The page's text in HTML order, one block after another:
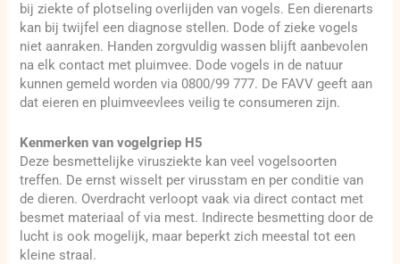
bij ziekte of plotseling overlijden van vogels. Een dierenarts
kan bij twijfel een diagnose stellen. Dode of zieke vogels
niet aanraken. Handen zorgvuldig wassen blijft aanbevolen
na elk contact met pluimvee. Dode vogels in de natuur
kunnen gemeld worden via 0800/99 777. De FAVV geeft aan
dat eieren en pluimveevlees veilig te consumeren zijn.
Kenmerken van vogelgriep H5
Deze besmettelijke virusziekte kan veel vogelsoorten
treffen. De ernst wisselt per virusstam en per conditie van
de dieren. Overdracht verloopt vaak via direct contact met
besmet materiaal of via mest. Indirecte besmetting door de
lucht is ook mogelijk, maar beperkt zich meestal tot een
kleine straal.